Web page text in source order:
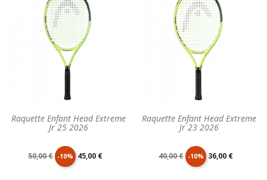
base
Raquette Enfant Head Extreme
Jr 25 2026
Prix
50,00 € -10% Prix
45,00 €
Raquette Enfant Head Extreme
Jr 23 2026
Prix
40,00 € -10% Prix
36,00 €